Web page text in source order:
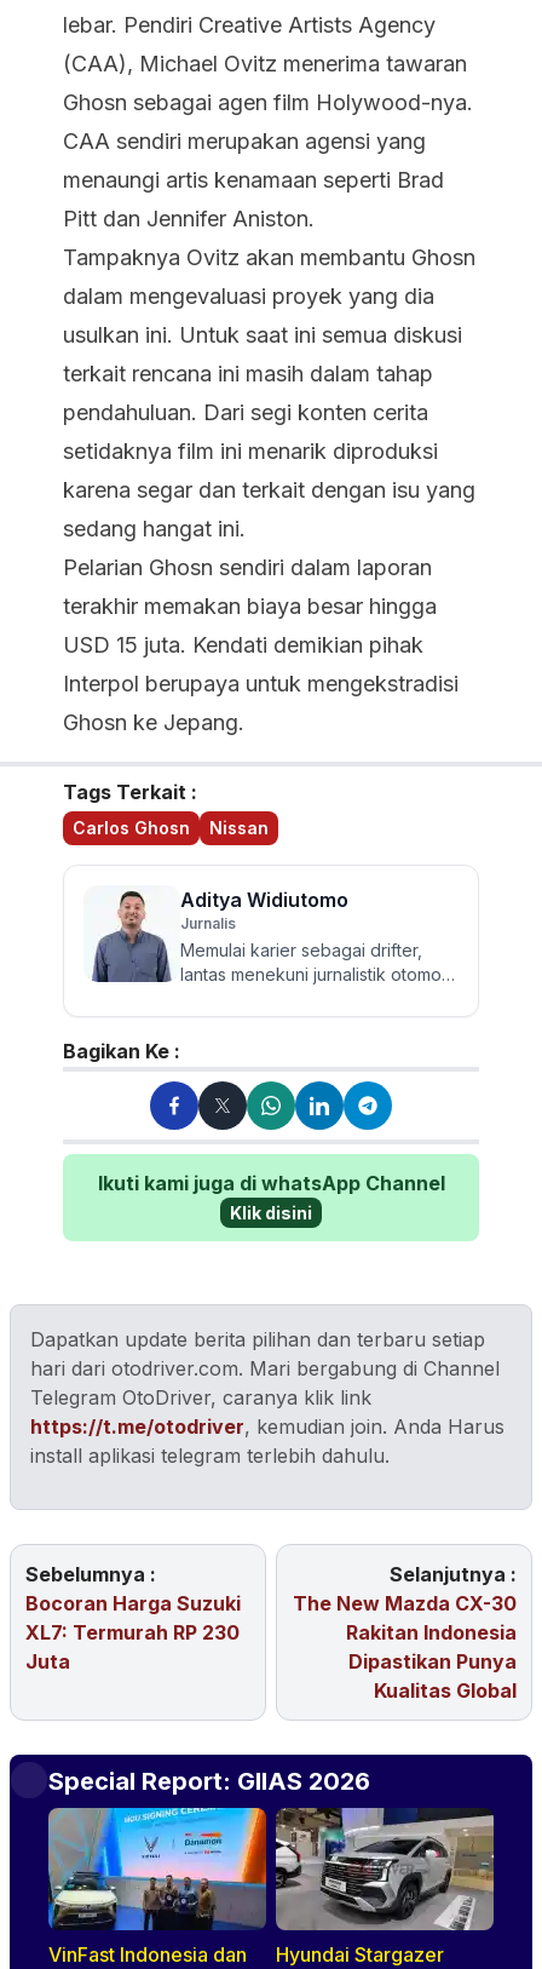
lebar. Pendiri Creative Artists Agency
(CAA), Michael Ovitz menerima tawaran
Ghosn sebagai agen film Holywood-nya.
CAA sendiri merupakan agensi yang
menaungi artis kenamaan seperti Brad
Pitt dan Jennifer Aniston.
Tampaknya Ovitz akan membantu Ghosn
dalam mengevaluasi proyek yang dia
usulkan ini. Untuk saat ini semua diskusi
terkait rencana ini masih dalam tahap
pendahuluan. Dari segi konten cerita
setidaknya film ini menarik diproduksi
karena segar dan terkait dengan isu yang
sedang hangat ini.
Pelarian Ghosn sendiri dalam laporan
terakhir memakan biaya besar hingga
USD 15 juta. Kendati demikian pihak
Interpol berupaya untuk mengekstradisi
Ghosn ke Jepang.
Tags Terkait :
Carlos Ghosn Nissan
Aditya Widiutomo
Jurnalis
Memulai karier sebagai drifter,
lantas menekuni jurnalistik otomotif
Walau sering mereview...
Bagikan Ke :
Ikuti kami juga di whatsApp Channel
Klik disini
Dapatkan update berita pilihan dan terbaru setiap
hari dari otodriver.com. Mari bergabung di Channel
Telegram OtoDriver, caranya klik link
https://t.me/otodriver, kemudian join. Anda Harus
install aplikasi telegram terlebih dahulu.
Sebelumnya :
Bocoran Harga Suzuki
XL7: Termurah RP 230
Juta
Selanjutnya :
The New Mazda CX-30
Rakitan Indonesia
Dipastikan Punya
Kualitas Global
Special Report: GIIAS 2026
VinFast Indonesia dan
Hyundai Stargazer